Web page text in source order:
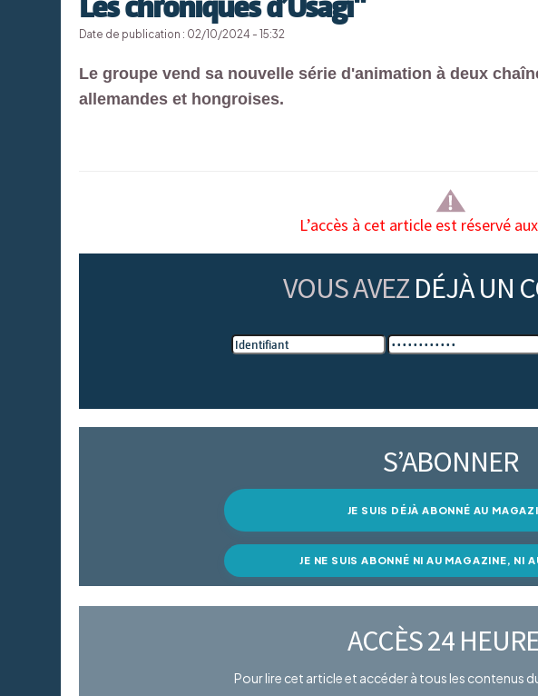
Date de publication : 02/10/2024 - 15:32
Le groupe vend sa nouvelle série d'animation à deux
allemandes et hongroises.
L’accès à cet article est réservé
VOUS AVEZ DÉJÀ UN
S’ABONNER
JE SUIS DÉJÀ ABONNÉ AU
JE NE SUIS ABONNÉ NI AU MAGAZINE, NI
ACCÈS 24
Pour lire cet article et accéder à tous les contenus